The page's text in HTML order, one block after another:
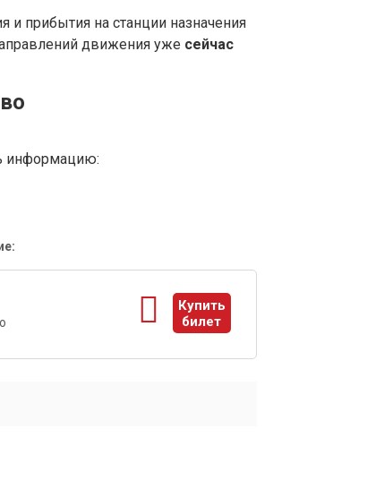
и прибытия на станции назначения
движения уже сейчас
информацию:
Купить
билет
ы